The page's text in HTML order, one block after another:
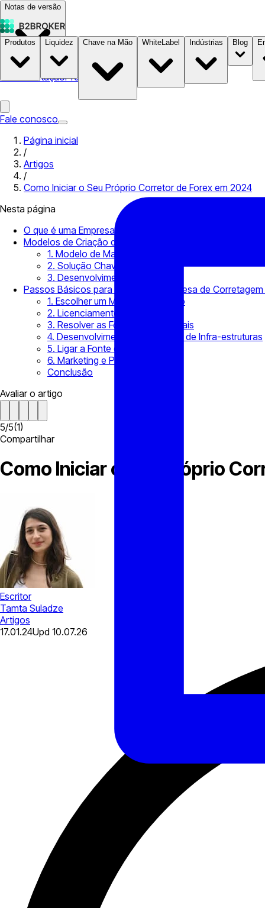
Notas de versão
DocumentaçãoPreços B2STORE
Produtos Liquidez Chave na Mão WhiteLabel Indústrias Blog
Fale conosco
Página inicial
/
Artigos
/
Como Iniciar o Seu Próprio Corretor de Forex em 2024
Nesta página
O que é uma Empresa de Corretagem de Forex?
Modelos de Criação de Empresas de Corretagem de
1. Modelo de Marca Branca
2. Solução Chave na Mão
3. Desenvolvimento Próprio
Passos Básicos para Iniciar uma Empresa de
1. Escolher um Modo de Negócio
2. Licenciamento e Registo
3. Resolver as Formalidades Legais
4. Desenvolvimento e Instalação de Infra-estruturas
5. Ligar a Fonte de Liquidez
6. Marketing e Promoção
Conclusão
Avaliar o artigo
5/5(1)
Compartilhar
Como Iniciar o Seu Próprio
Escritor
Tamta Suladze
Artigos
17.01.24Upd 10.07.26